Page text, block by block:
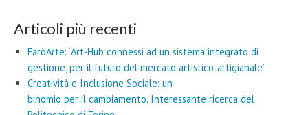
Articoli più recenti
FaròArte: “Art-Hub connessi ad un sistema integrato di
gestione, per il futuro del mercato artistico-artigianale”
Creatività e Inclusione Sociale: un
binomio per il cambiamento. Interessante ricerca del